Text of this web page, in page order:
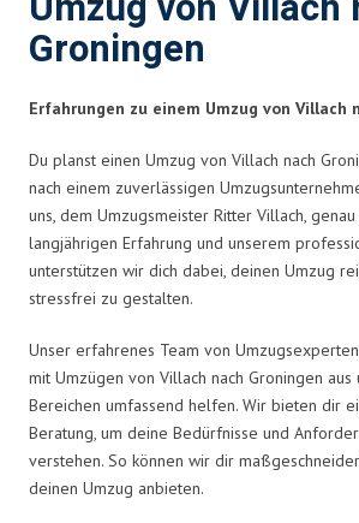
Groningen
Erfahrungen zu einem Umzug von Villach
Du planst einen Umzug von Villach nach
nach einem zuverlässigen
uns, dem Umzugsmeister Ritter Villach,
langjährigen Erfahrung und unserem
unterstützen wir dich dabei, deinen Umzug
stressfrei zu gestalten.
Unser erfahrenes Team von
mit Umzügen von Villach nach Groningen
Bereichen umfassend helfen. Wir bieten dir
Beratung, um deine Bedürfnisse und
verstehen. So können wir dir
deinen Umzug anbieten.